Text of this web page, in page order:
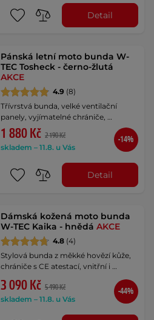
Detail
Pánská letní moto bunda W-
TEC Tosheck - černo-žlutá
AKCE
4.9 (8)
Třívrstvá bunda, velké ventilační
panely, vyjímatelné chrániče, …
1 880 Kč 2 190 Kč
skladem – 11.8. u Vás
-14%
Detail
Dámská kožená moto bunda
W-TEC Kaika - hnědáAKCE
4.8 (4)
Stylová bunda z měkké hovězí kůže,
chrániče s CE atestací, vnitřní i …
3 090 Kč 5 490 Kč
skladem – 11.8. u Vás
-44%